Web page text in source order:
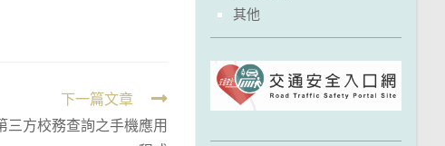
下一篇文章
三方校務查詢之手機應用
其他